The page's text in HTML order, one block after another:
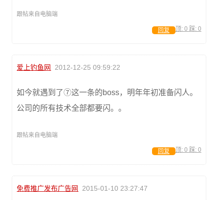
跟帖来自电脑端
顶: 0 踩: 0
回复
爱上钓鱼网 2012-12-25 09:59:22
如今就遇到了⑦这一条的boss，明年年初准备闪人。
公司的所有技术全部都要闪。。
跟帖来自电脑端
顶: 0 踩: 0
回复
免费推广发布广告网 2015-01-10 23:27:47